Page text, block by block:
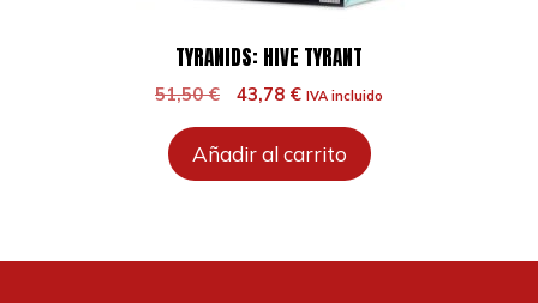
TYRANIDS: HIVE TYRANT
51,50€
El
original
era:
43,78 €El
actual
es:
IVA incluido
Añadir al carrito